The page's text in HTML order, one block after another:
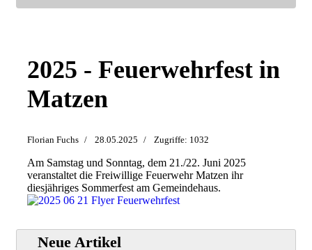
2025 - Feuerwehrfest in
Matzen
Florian Fuchs 28.05.2025 Zugriffe: 1032
Am Samstag und Sonntag, dem 21./22. Juni 2025
veranstaltet die Freiwillige Feuerwehr Matzen ihr
diesjähriges Sommerfest am Gemeindehaus.
Neue Artikel